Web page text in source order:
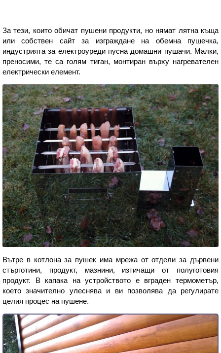
За тези, които обичат пушени продукти, но нямат лятна къща
или собствен сайт за изграждане на обемна пушечка,
индустрията за електроуреди пусна домашни пушачи. Малки,
преносими, те са голям тиган, монтиран върху нагревателен
електрически елемент.
Вътре в котлона за пушек има мрежа от отдели за дървени
стърготини, продукт, мазнини, изтичащи от полуготовия
продукт. В капака на устройството е вграден термометър,
което значително улеснява и ви позволява да регулирате
целия процес на пушене.